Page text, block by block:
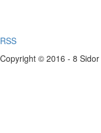
RSS
Copyright © 2016 - 8 Sidor